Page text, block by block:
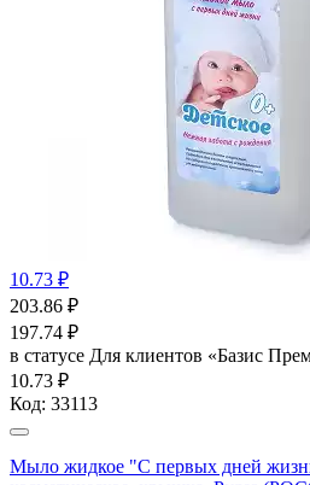
10.73 ₽
203.86 ₽
197.74 ₽
в статусе Для клиентов «Базис
10.73 ₽
Код: 33113
Мыло жидкое "С первых дней